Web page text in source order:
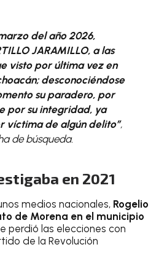
del año 2026,
JARAMILLO, a las
visto por última vez en
desconociéndose
su paradero, por
por su integridad, ya
víctima de algún delito”,
de búsqueda.
en 2021
medios nacionales, Rogelio
de Morena en el municipio
perdió las elecciones con
de la Revolución